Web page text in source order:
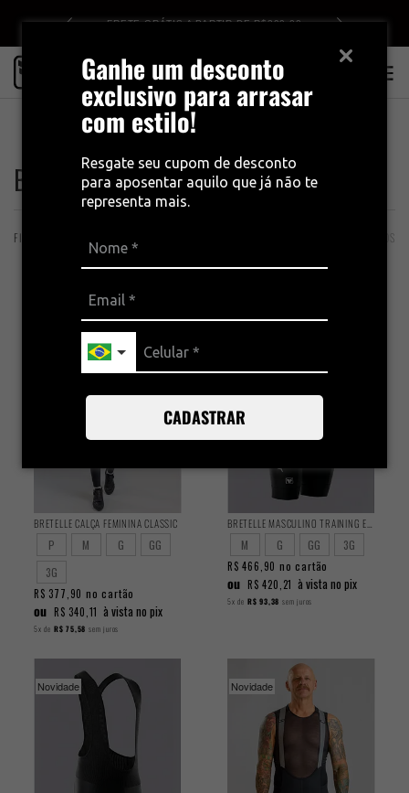
Ganhe um desconto
exclusivo para arrasar
com estilo!
Resgate seu cupom de desconto
para aposentar aquilo que já não te
representa mais.
CADASTRAR
10% OFF NO CUPOM BEMVINDO10
BERMUDAS E BRETELLES
Bermudas e Bretelles
FILTROS 46 PRODUTOS
BRETELLE CALÇA FEMININA CLASSIC
P M G
GG
3G
R$ 377,90 no cartão
ou R$ 340,11 à vista no pix
5x de R$ 75,58 sem juros
Novidade
M G GG 3G
R$ 466,90 no cartão
ou R$ 420,21 à vista no pix
5x de R$ 93,38 sem juros
Novidade Novidade